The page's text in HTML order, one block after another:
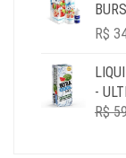
R$
-
R$